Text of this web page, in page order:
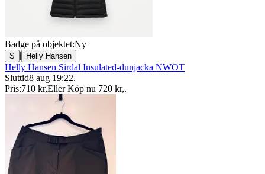
Badge på objektet:Ny
S | Helly Hansen
Helly Hansen Sirdal Insulated-dunjacka NWOT
Sluttid8 aug 19:22.
Pris:710 kr,Eller Köp nu 720 kr,.